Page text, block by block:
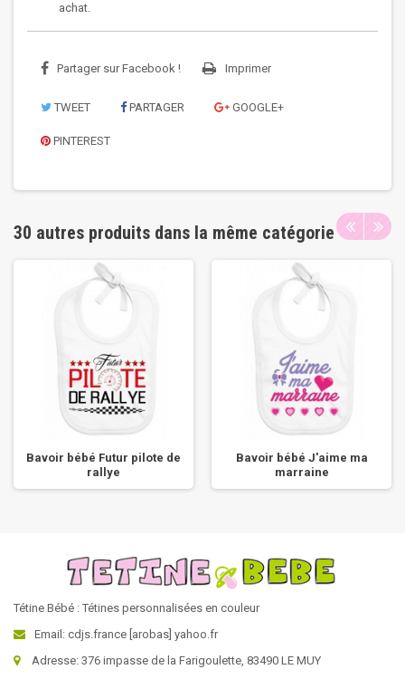
achat.
Partager sur Facebook ! Imprimer
TWEET PARTAGER GOOGLE+
PINTEREST
30 autres produits dans la même catégorie
Bavoir bébé Futur pilote de
rallye
Bavoir bébé J'aime ma
marraine
Tétine Bébé : Tétines personnalisées en couleur
Email: cdjs.france [arobas] yahoo.fr
Adresse: 376 impasse de la Farigoulette, 83490 LE MUY